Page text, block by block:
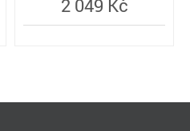
2 049 Kč